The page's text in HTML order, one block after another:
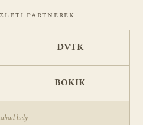
PARTNEREK
DVTK
BOKIK
hely